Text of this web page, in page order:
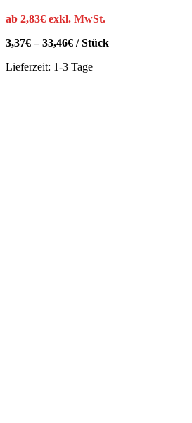
ab 2,83€ exkl. MwSt.
3,37€–33,46€ /Stück
Lieferzeit: 1-3 Tage